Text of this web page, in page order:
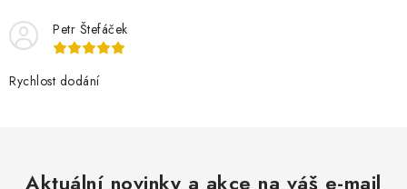
Petr Štefáček
Rychlost dodání
Aktuální novinky a akce na váš e-mail